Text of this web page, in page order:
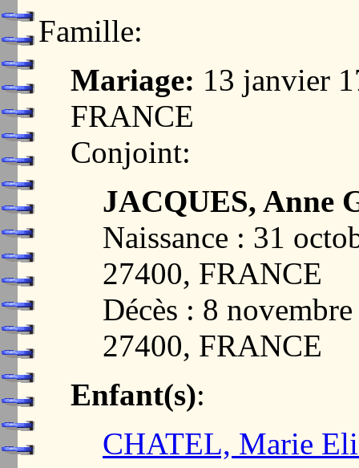
Famille:
Mariage: 13 janvier
FRANCE
Conjoint:
JACQUES, Anne
Naissance : 31
27400, FRANCE
Décès : 8
27400, FRANCE
Enfant(s):
CHATEL, Marie